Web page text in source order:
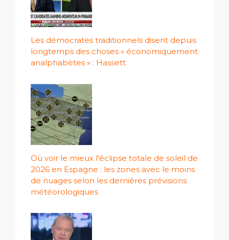
Les démocrates traditionnels disent depuis
longtemps des choses « économiquement
analphabètes » : Hassett
Où voir le mieux l'éclipse totale de soleil de
2026 en Espagne : les zones avec le moins
de nuages ​​selon les dernières prévisions
météorologiques